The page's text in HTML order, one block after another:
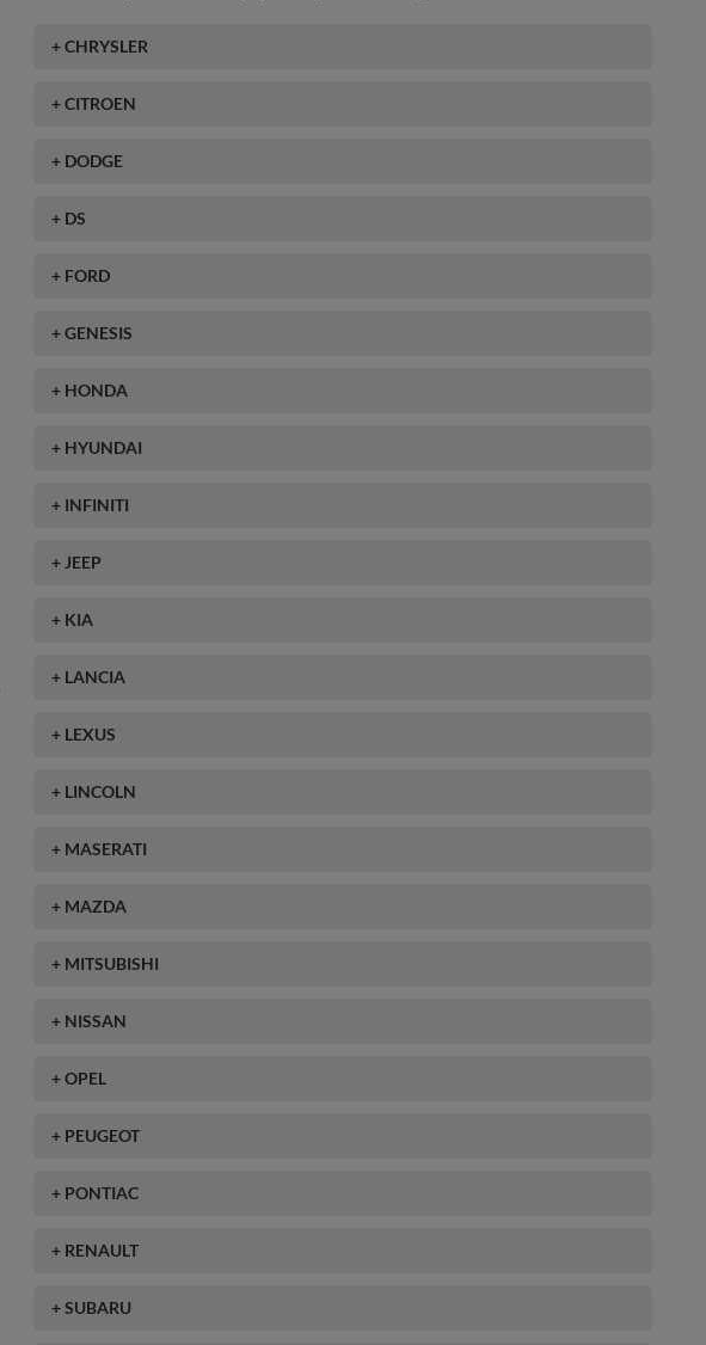
+ CHRYSLER
+ CITROEN
+ DODGE
+ DS
+ FORD
+ GENESIS
+ HONDA
+ HYUNDAI
+ INFINITI
+ JEEP
+ KIA
+ LANCIA
+ LEXUS
+ LINCOLN
+ MASERATI
+ MAZDA
+ MITSUBISHI
+ NISSAN
+ OPEL
+ PEUGEOT
+ PONTIAC
+ RENAULT
+ SUBARU